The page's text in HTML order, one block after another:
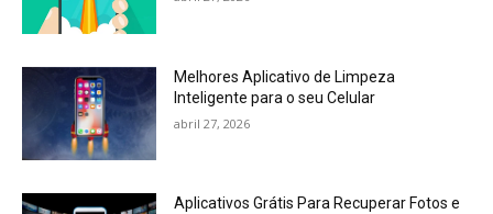
Melhores Aplicativo de Limpeza
Inteligente para o seu Celular
abril 27, 2026
Aplicativos Grátis Para Recuperar Fotos e